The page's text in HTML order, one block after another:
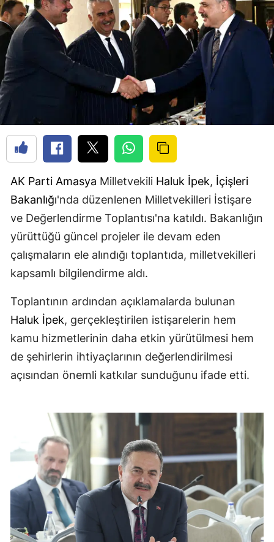
AK Parti Amasya Milletvekili Haluk İpek, İçişleri
Bakanlığı'nda düzenlenen Milletvekilleri İstişare
ve Değerlendirme Toplantısı'na katıldı. Bakanlığın
yürüttüğü güncel projeler ile devam eden
çalışmaların ele alındığı toplantıda, milletvekilleri
kapsamlı bilgilendirme aldı.
Toplantının ardından açıklamalarda bulunan
Haluk İpek, gerçekleştirilen istişarelerin hem
kamu hizmetlerinin daha etkin yürütülmesi hem
de şehirlerin ihtiyaçlarının değerlendirilmesi
açısından önemli katkılar sunduğunu ifade etti.